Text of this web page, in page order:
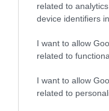
related to
device identifiers
I want to allow
related to
I want to allow
related to
Piacenza, niente